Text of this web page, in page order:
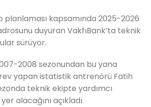
planlaması kapsamında 2025-2026
duyuran VakfıBank’ta teknik
sürüyor.
2008 sezonundan bu yana
yapan istatistik antrenörü Fatih
teknik ekipte yardımcı
alacağını açıkladı.